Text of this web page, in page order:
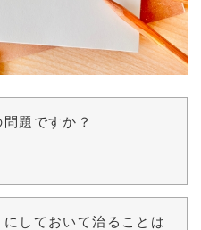
題ですか？
しておいて治ることは